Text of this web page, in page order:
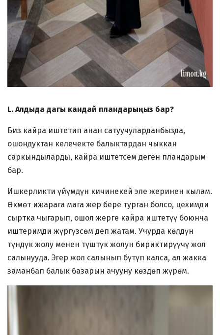
L. Алдыда дагы кандай пландарыңыз бар?
Биз кайра иштетип анан сатуучуларданбызда,
ошондуктан келечекте балыктардан чыккан
саркындыларды, кайра иштетсем деген пландарым
бар.
Ишкерликти үйүмдүн кичинекей эле жеринен кылам.
Өкмөт ижарага мага жер бере турган болсо, цехимди
сыртка чыгарып, ошол жерге кайра иштетүү боюнча
иштеримди жүргүзсөм деп жатам. Учурда көлдүн
түндүк жолу менен түштүк жолун бириктирүүчү жол
салынууда. Эгер жол салынып бүтүп калса, ал жакка
заманбап балык базарын ачууну көздөп жүрөм.